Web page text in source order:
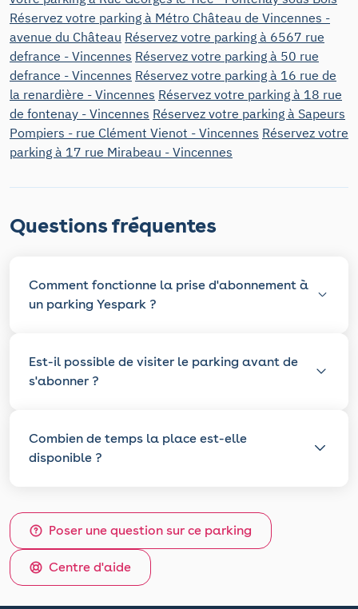
Réservez votre parking à Métro Château de Vincennes -
avenue du Château Réservez votre parking à 6567 rue
defrance - Vincennes Réservez votre parking à 50 rue
defrance - Vincennes Réservez votre parking à 16 rue de
la renardière - Vincennes Réservez votre parking à 18 rue
de fontenay - Vincennes Réservez votre parking à Sapeurs
Pompiers - rue Clément Vienot - Vincennes Réservez votre
parking à 17 rue Mirabeau - Vincennes
Questions fréquentes
Comment fonctionne la prise d'abonnement à
un parking Yespark ?
Est-il possible de visiter le parking avant de
s'abonner ?
Combien de temps la place est-elle
disponible ?
Poser une question sur ce parking
Centre d'aide